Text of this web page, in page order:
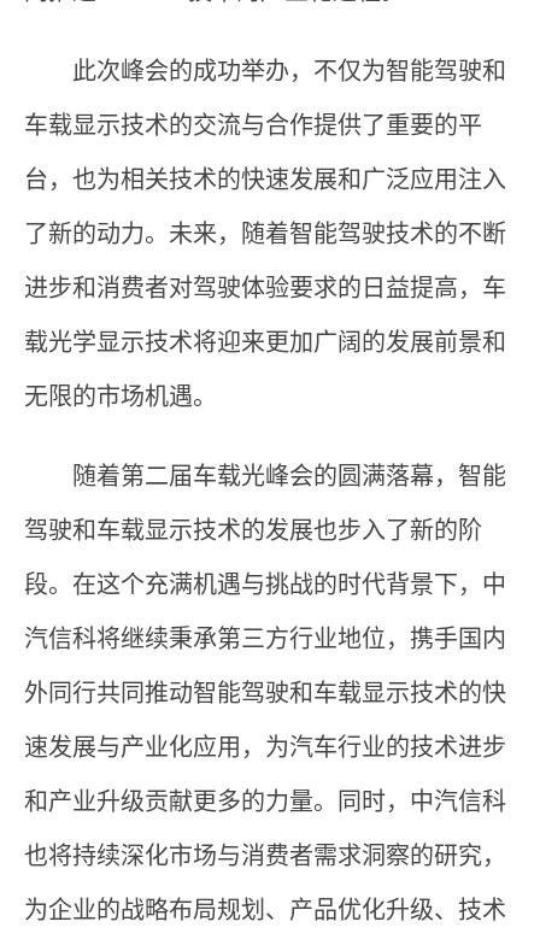
此次峰会的成功举办，不仅为智能驾驶和
车载显示技术的交流与合作提供了重要的平
台，也为相关技术的快速发展和广泛应用注入
了新的动力。未来，随着智能驾驶技术的不断
进步和消费者对驾驶体验要求的日益提高，车
载光学显示技术将迎来更加广阔的发展前景和
无限的市场机遇。
随着第二届车载光峰会的圆满落幕，智能
驾驶和车载显示技术的发展也步入了新的阶
段。在这个充满机遇与挑战的时代背景下，中
汽信科将继续秉承第三方行业地位，携手国内
外同行共同推动智能驾驶和车载显示技术的快
速发展与产业化应用，为汽车行业的技术进步
和产业升级贡献更多的力量。同时，中汽信科
也将持续深化市场与消费者需求洞察的研究，
为企业的战略布局规划、产品优化升级、技术